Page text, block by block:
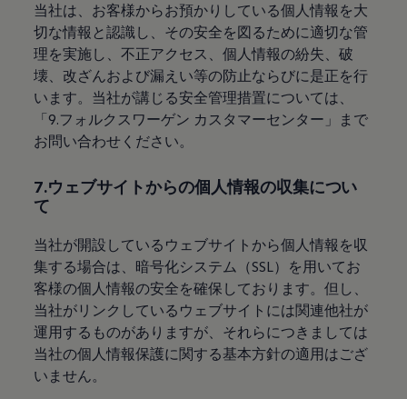
当社は、お客様からお預かりしている個人情報を大
切な情報と認識し、その安全を図るために適切な管
理を実施し、不正アクセス、個人情報の紛失、破
壊、改ざんおよび漏えい等の防止ならびに是正を行
います。当社が講じる安全管理措置については、
「9.フォルクスワーゲン カスタマーセンター」まで
お問い合わせください。
7.ウェブサイトからの個人情報の収集につい
て
当社が開設しているウェブサイトから個人情報を収
集する場合は、暗号化システム（SSL）を用いてお
客様の個人情報の安全を確保しております。但し、
当社がリンクしているウェブサイトには関連他社が
運用するものがありますが、それらにつきましては
当社の個人情報保護に関する基本方針の適用はござ
いません。